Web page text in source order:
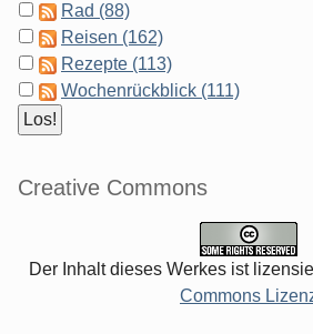
Rad (88)
Reisen (162)
Rezepte (113)
Wochenrückblick (111)
Creative Commons
Der Inhalt dieses Werkes ist
Commons